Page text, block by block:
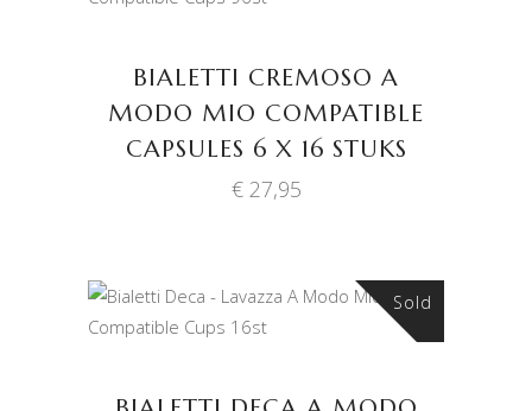
WINKELWAGEN
BIALETTI CREMOSO A
MODO MIO COMPATIBLE
CAPSULES 6 X 16 STUKS
€27,95
Sold
LEES VERDER